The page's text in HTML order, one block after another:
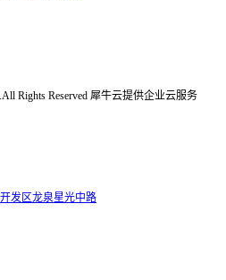
Rights Reserved 犀牛云提供企业云服务
发区龙泉星光中路